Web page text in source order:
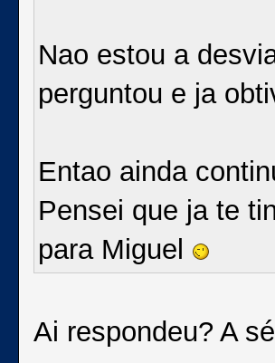
Nao estou a
perguntou e ja
Entao ainda
Pensei que ja te
para Miguel
Ai respondeu? A